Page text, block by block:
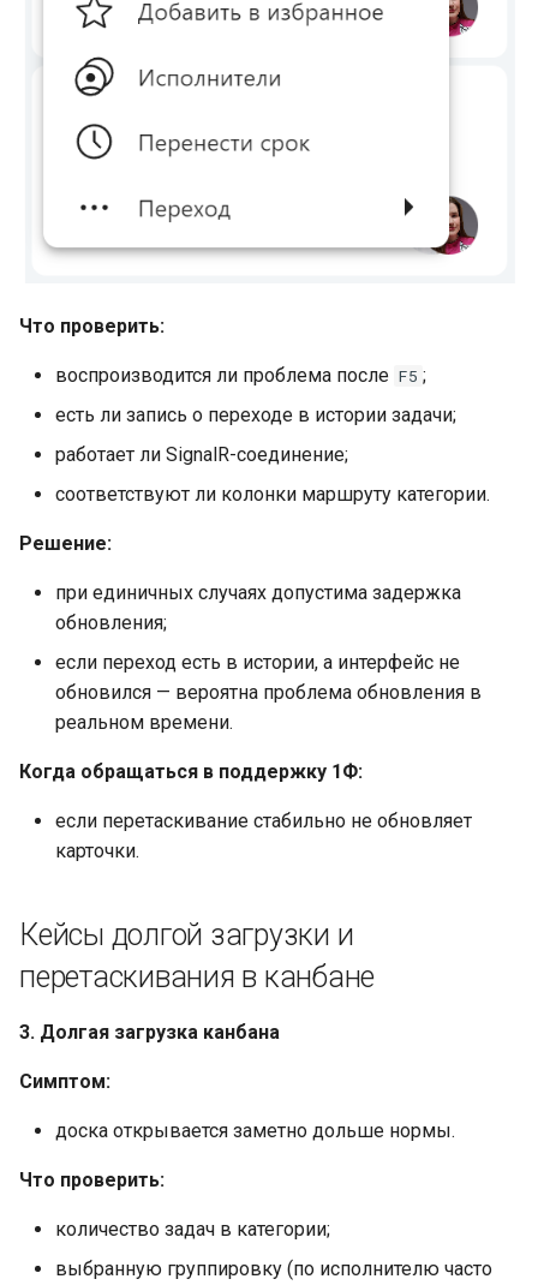
Что проверить:
воспроизводится ли проблема после F5 ;
есть ли запись о переходе в истории задачи;
работает ли SignalR-соединение;
соответствуют ли колонки маршруту категории.
Решение:
при единичных случаях допустима задержка
обновления;
если переход есть в истории, а интерфейс не
обновился — вероятна проблема обновления в
реальном времени.
Когда обращаться в поддержку 1Ф:
если перетаскивание стабильно не обновляет
карточки.
Кейсы долгой загрузки и
перетаскивания в канбане
3. Долгая загрузка канбана
Симптом:
доска открывается заметно дольше нормы.
Что проверить:
количество задач в категории;
выбранную группировку (по исполнителю часто